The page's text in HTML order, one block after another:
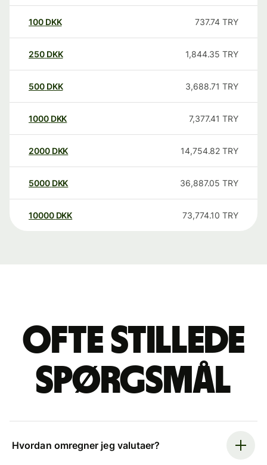
100 DKK 737.74 TRY
250 DKK 1,844.35 TRY
500 DKK 3,688.71 TRY
1000 DKK 7,377.41 TRY
2000 DKK 14,754.82 TRY
5000 DKK 36,887.05 TRY
10000 DKK 73,774.10 TRY
Ofte stillede
spørgsmål
Hvordan omregner jeg valutaer?